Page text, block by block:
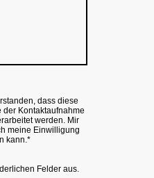
dass diese
der Kontaktaufnahme
werden. Mir
meine Einwilligung
kann.*
Felder aus.